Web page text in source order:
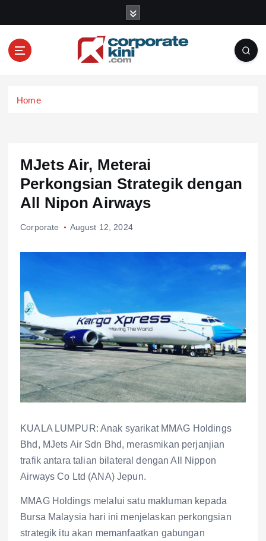
o
Home
MJets Air, Meterai
Perkongsian Strategik dengan
All Nipon Airways
Corporate August 12, 2024
KUALA LUMPUR: Anak syarikat MMAG Holdings
Bhd, MJets Air Sdn Bhd, merasmikan perjanjian
trafik antara talian bilateral dengan All Nippon
Airways Co Ltd (ANA) Jepun.
MMAG Holdings melalui satu makluman kepada
Bursa Malaysia hari ini menjelaskan perkongsian
strategik itu akan memanfaatkan gabungan